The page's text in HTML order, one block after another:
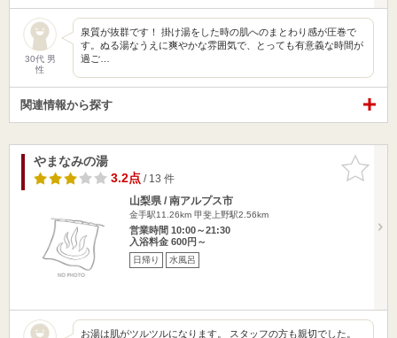
30代 男
性
泉質が抜群です！ 掛け湯をした時の肌へのまとわり感が圧巻で
す。ぬる湯なうえに爽やかな雰囲気で、とっても有意義な時間が
過ご…
関連情報から探す
お気に入
りに追加
やまなみの湯
3.2点/ 13 件
山梨県 / 南アルプス市
金手駅11.26km 甲斐上野駅2.56km
営業時間 10:00～21:30
入浴料金 600円～
日帰り 水風呂
お湯は肌がツルツルになります。 スタッフの方も親切でした。